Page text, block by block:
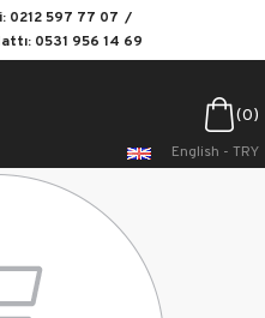
0212 597 77 07
0531 956 14 69
0
English - TRY